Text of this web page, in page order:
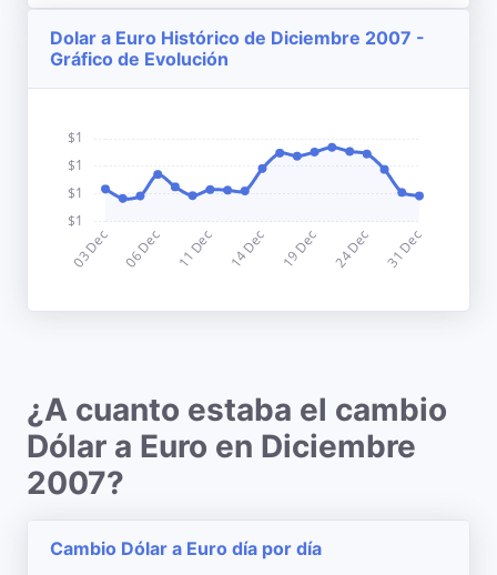
Dolar a Euro Histórico de Diciembre 2007 -
Gráfico de Evolución
¿A cuanto estaba el cambio
Dólar a Euro en Diciembre
2007?
Cambio Dólar a Euro día por día